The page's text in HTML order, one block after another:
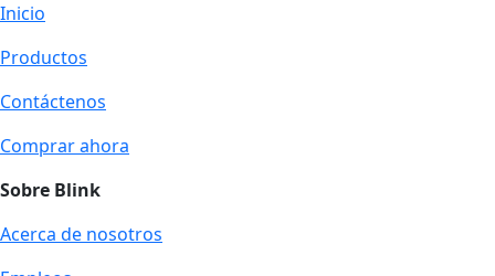
Inicio
Productos
Contáctenos
Comprar ahora
Sobre Blink
Acerca de nosotros